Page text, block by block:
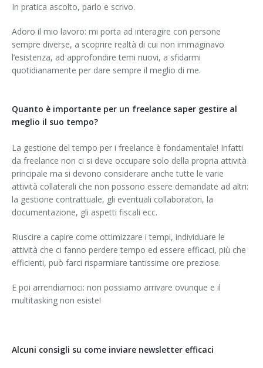
In pratica ascolto, parlo e scrivo.
Adoro il mio lavoro: mi porta ad interagire con persone
sempre diverse, a scoprire realtà di cui non immaginavo
l’esistenza, ad approfondire temi nuovi, a sfidarmi
quotidianamente per dare sempre il meglio di me.
Quanto è importante per un freelance saper gestire al
meglio il suo tempo?
La gestione del tempo per i freelance è fondamentale! Infatti
da freelance non ci si deve occupare solo della propria attività
principale ma si devono considerare anche tutte le varie
attività collaterali che non possono essere demandate ad altri:
la gestione contrattuale, gli eventuali collaboratori, la
documentazione, gli aspetti fiscali ecc.
Riuscire a capire come ottimizzare i tempi, individuare le
attività che ci fanno perdere tempo ed essere efficaci, più che
efficienti, può farci risparmiare tantissime ore preziose.
E poi arrendiamoci: non possiamo arrivare ovunque e il
multitasking non esiste!
Alcuni consigli su come inviare newsletter efficaci